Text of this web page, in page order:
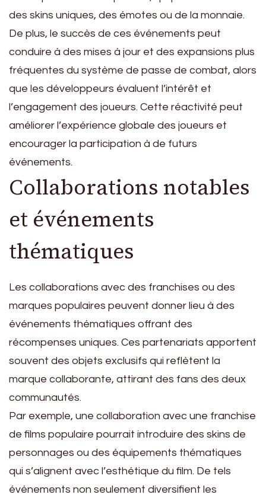
des skins uniques, des émotes ou de la monnaie.
De plus, le succès de ces événements peut
conduire à des mises à jour et des expansions plus
fréquentes du système de passe de combat, alors
que les développeurs évaluent l’intérêt et
l’engagement des joueurs. Cette réactivité peut
améliorer l’expérience globale des joueurs et
encourager la participation à de futurs
événements.
Collaborations notables
et événements
thématiques
Les collaborations avec des franchises ou des
marques populaires peuvent donner lieu à des
événements thématiques offrant des
récompenses uniques. Ces partenariats apportent
souvent des objets exclusifs qui reflètent la
marque collaborante, attirant des fans des deux
communautés.
Par exemple, une collaboration avec une franchise
de films populaire pourrait introduire des skins de
personnages ou des équipements thématiques
qui s’alignent avec l’esthétique du film. De tels
événements non seulement diversifient les